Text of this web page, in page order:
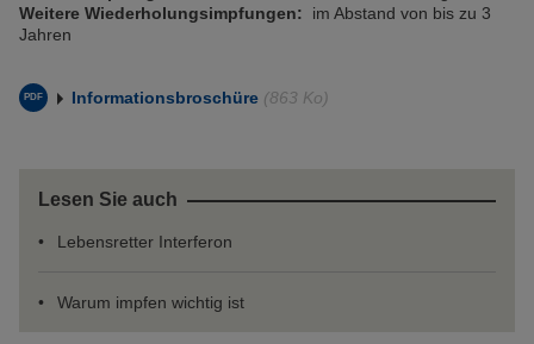
Weitere Wiederholungsimpfungen:
im Abstand von bis zu 3
Jahren
Informationsbroschüre (863 Ko)
Lesen Sie auch
Lebensretter Interferon
Warum impfen wichtig ist